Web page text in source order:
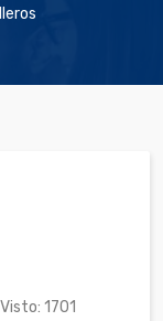
Visto: 1701